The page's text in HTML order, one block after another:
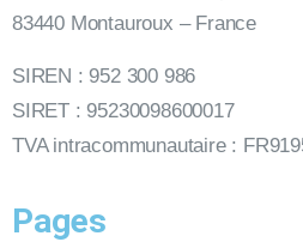
83440 Montauroux – France
SIREN : 952 300 986
SIRET : 95230098600017
TVA intracommunautaire :
Pages